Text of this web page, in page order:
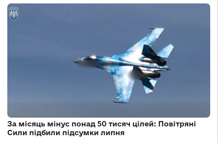
За місяць мінус понад 50 тисяч цілей: Повітряні
Сили підбили підсумки липня